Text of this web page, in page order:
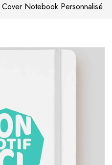
Cover Notebook Personnalisé